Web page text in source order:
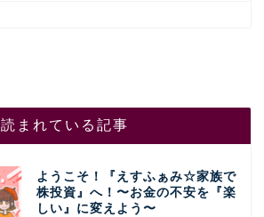
読まれている記事
ようこそ！『えすふぁみ☆家族で
株投資』へ！〜お金の不安を『楽
しい』に変えよう〜